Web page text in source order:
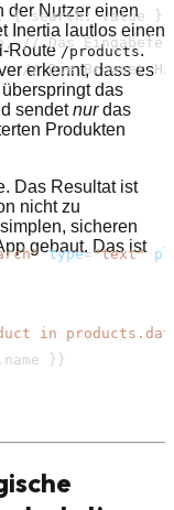
{ search: value }
type="text"
in
} }
der Nutzer einen
Inertia lautlos einen
Route/​products.
erkennt, dass es
das
sendetnurdas
Produkten
Das Resultat ist
nicht zu
sicheren
gebaut. Das ist